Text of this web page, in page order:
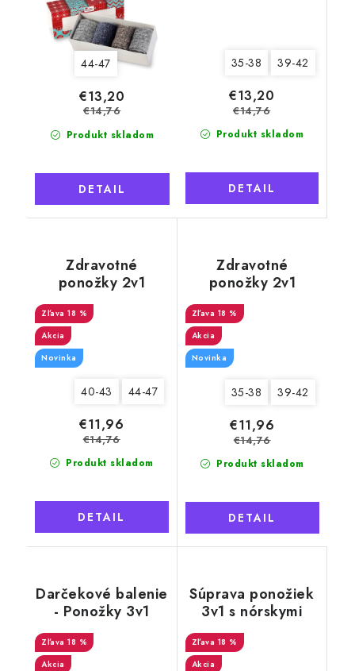
44-47
Produkt skladom
€13,20
€14,76
DETAIL
35-38 39-42
Produkt skladom
€13,20
€14,76
DETAIL
Zdravotné
ponožky 2v1
Merino Natural 9
pánske, šedé
18 %
Akcia
Novinka
40-43 44-47
Produkt skladom
€11,96
€14,76
DETAIL
Zdravotné
ponožky 2v1
Merino Natural
Wool 7 dámske,
vzorované
krémové
18 %
Akcia
Novinka
35-38 39-42
Produkt skladom
€11,96
€14,76
DETAIL
Darčekové balenie
- Ponožky 3v1
NATURAL Wooline
Wool 3, dámske
18 %
Akcia
Súprava ponožiek
3v1 s nórskymi
motívmi pre
mužov, Natural
18 %
Akcia